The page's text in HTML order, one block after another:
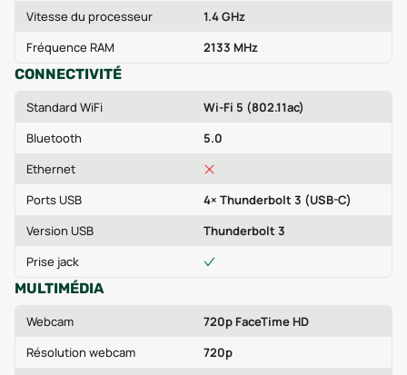
Vitesse du processeur
1.4 GHz
Fréquence RAM
2133 MHz
CONNECTIVITÉ
Standard WiFi
Wi-Fi 5 (802.11ac)
Bluetooth
5.0
Ethernet
Ports USB
4× Thunderbolt 3 (USB-C)
Version USB
Thunderbolt 3
Prise jack
MULTIMÉDIA
Webcam
720p FaceTime HD
Résolution webcam
720p